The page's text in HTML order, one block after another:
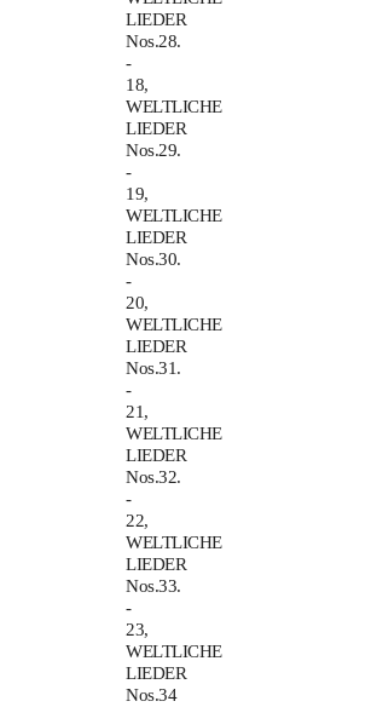
LIEDER
Nos.28.
-
18,
WELTLICHE
LIEDER
Nos.29.
-
19,
WELTLICHE
LIEDER
Nos.30.
-
20,
WELTLICHE
LIEDER
Nos.31.
-
21,
WELTLICHE
LIEDER
Nos.32.
-
22,
WELTLICHE
LIEDER
Nos.33.
-
23,
WELTLICHE
LIEDER
Nos.34